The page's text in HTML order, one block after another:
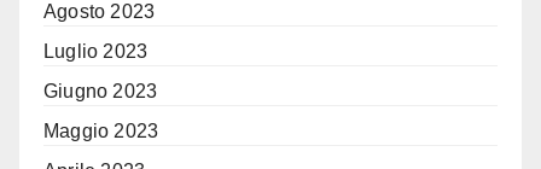
Agosto 2023
Luglio 2023
Giugno 2023
Maggio 2023